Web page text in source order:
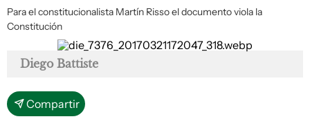
Para el constitucionalista Martín Risso el documento viola la
Constitución
Diego Battiste
Compartir